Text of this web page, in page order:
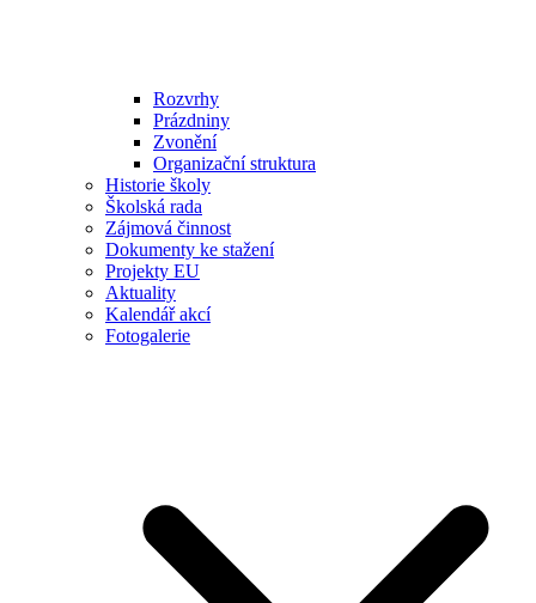
Rozvrhy
Prázdniny
Zvonění
Organizační struktura
Historie školy
Školská rada
Zájmová činnost
Dokumenty ke stažení
Projekty EU
Aktuality
Kalendář akcí
Fotogalerie